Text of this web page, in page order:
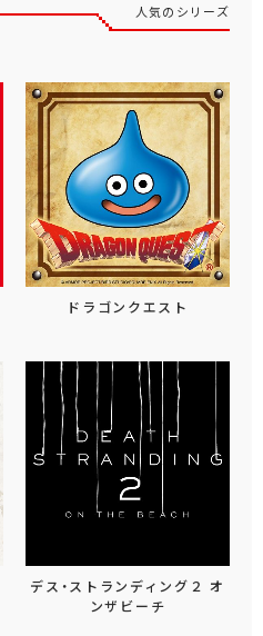
人気のシリーズ
ドラゴンクエスト
デス・ストランディング２ オ
ンザビーチ